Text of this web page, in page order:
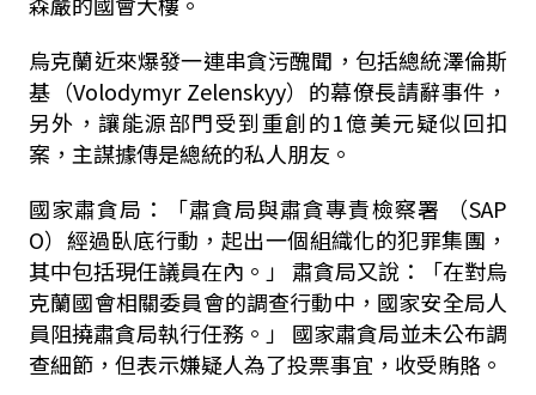
烏克蘭近來爆發一連串貪污醜聞，包括總統澤倫斯
基（Volodymyr Zelenskyy）的幕僚長請辭事件，
另外，讓能源部門受到重創的1億美元疑似回扣
案，主謀據傳是總統的私人朋友。
國家肅貪局：「肅貪局與肅貪專責檢察署 （SAP
O）經過臥底行動，起出一個組織化的犯罪集團，
其中包括現任議員在內。」 肅貪局又說：「在對烏
克蘭國會相關委員會的調查行動中，國家安全局人
員阻撓肅貪局執行任務。」 國家肅貪局並未公布調
查細節，但表示嫌疑人為了投票事宜，收受賄賂。